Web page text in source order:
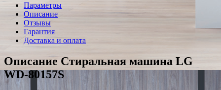
Параметры
Описание
Отзывы
Гарантия
Доставка и оплата
Описание Стиральная машина LG
WD-80157S